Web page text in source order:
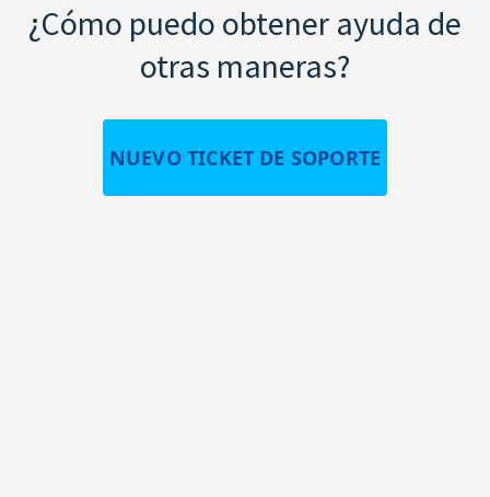
¿Cómo puedo obtener ayuda de
otras maneras?
NUEVO TICKET DE SOPORTE